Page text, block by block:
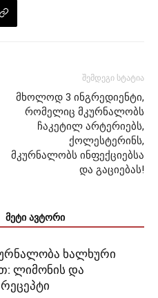
შემდეგი სტატია
მხოლოდ 3 ინგრედიენტი,
რომელიც მკურნალობს
ჩაკეტილ არტერიებს,
ქოლესტერინს,
მკურნალობს ინფექციებსა
და გაციებას!
მეტი ავტორი
ხალხური
ლიმონის და